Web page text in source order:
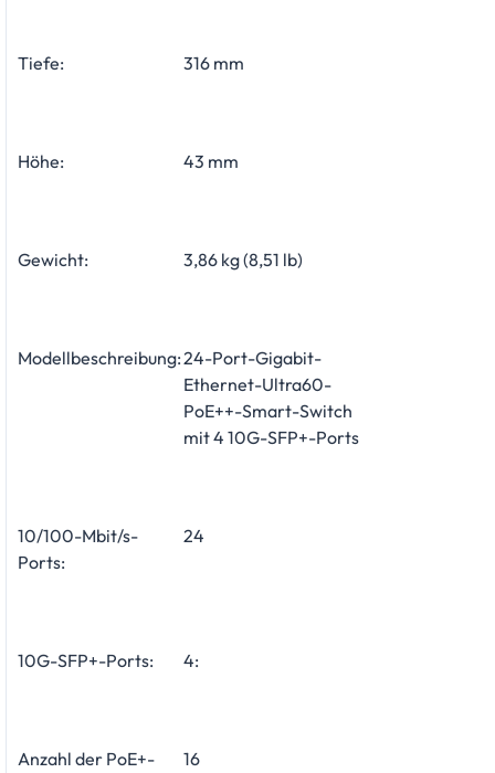
Tiefe: 316 mm
Höhe: 43 mm
Gewicht: 3,86 kg (8,51 lb)
Modellbeschreibung:24-Port-Gigabit-
Ethernet-Ultra60-
PoE++-Smart-Switch
mit 4 10G-SFP+-Ports
10/100-Mbit/s-
Ports:
24
10G-SFP+-Ports: 4:
Anzahl der PoE+-
16